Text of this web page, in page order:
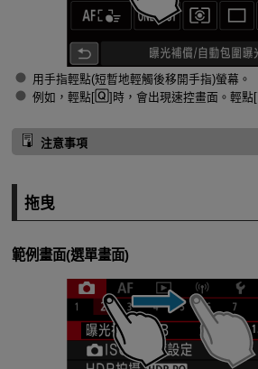
用手指輕點(短暫地輕觸後移開手指)螢幕。
例如，輕點[
]時，會出現速控畫面。輕點[
注意事項
拖曳
範例畫面(選單畫面)